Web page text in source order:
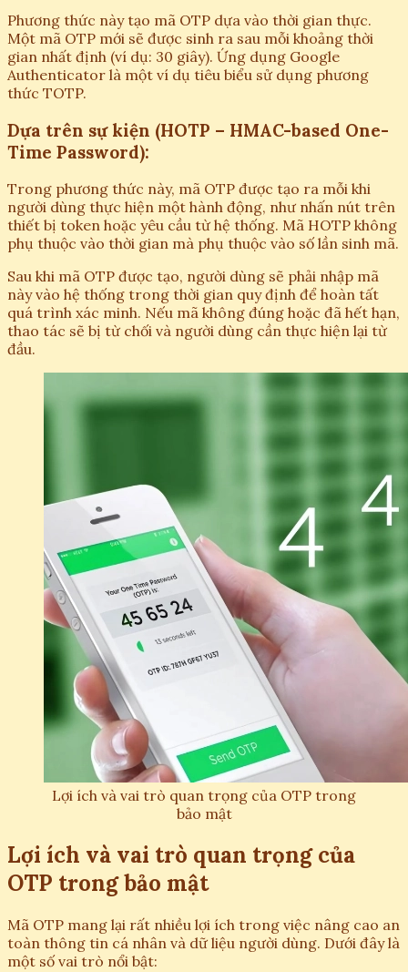
Phương thức này tạo mã OTP dựa vào thời gian thực.
Một mã OTP mới sẽ được sinh ra sau mỗi khoảng thời
gian nhất định (ví dụ: 30 giây). Ứng dụng Google
Authenticator là một ví dụ tiêu biểu sử dụng phương
thức TOTP.
Dựa trên sự kiện (HOTP – HMAC-based One-
Time Password):
Trong phương thức này, mã OTP được tạo ra mỗi khi
người dùng thực hiện một hành động, như nhấn nút trên
thiết bị token hoặc yêu cầu từ hệ thống. Mã HOTP không
phụ thuộc vào thời gian mà phụ thuộc vào số lần sinh mã.
Sau khi mã OTP được tạo, người dùng sẽ phải nhập mã
này vào hệ thống trong thời gian quy định để hoàn tất
quá trình xác minh. Nếu mã không đúng hoặc đã hết hạn,
thao tác sẽ bị từ chối và người dùng cần thực hiện lại từ
đầu.
Lợi ích và vai trò quan trọng của OTP trong
bảo mật
Lợi ích và vai trò quan trọng của
OTP trong bảo mật
Mã OTP mang lại rất nhiều lợi ích trong việc nâng cao an
toàn thông tin cá nhân và dữ liệu người dùng. Dưới đây là
một số vai trò nổi bật: